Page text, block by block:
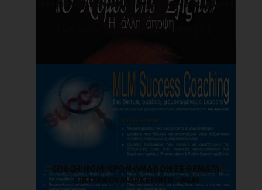
Νέο βιβλίο από τον Άκη Αγγελάκη – Δεκέμβριος
2014
Ο νόμος της έλξης : Η άλλη άποψη [...]
COACHING ΜΙΚΡΩΝ ΟΜΑΔΩΝ ΣΕ ΘΕΜΑΤΑ
ΔΙΚΤΥΑΚΟΥ ΜΑΡΚΕΤΙΝΓΚ – MLM